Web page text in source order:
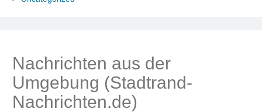
Nachrichten aus der
Umgebung (Stadtrand-
Nachrichten.de)